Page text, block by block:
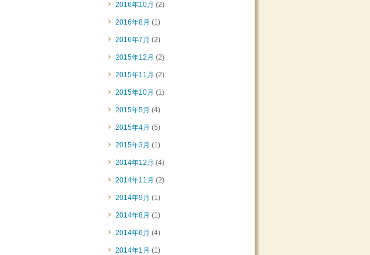
2016年10月 (2)
2016年8月 (1)
2016年7月 (2)
2015年12月 (2)
2015年11月 (2)
2015年10月 (1)
2015年5月 (4)
2015年4月 (5)
2015年3月 (1)
2014年12月 (4)
2014年11月 (2)
2014年9月 (1)
2014年8月 (1)
2014年6月 (4)
2014年1月 (1)